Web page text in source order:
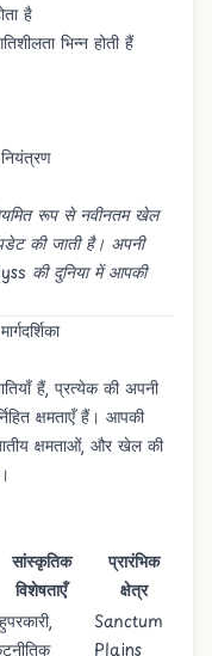
है
भिन्न होती हैं
रूप से नवीनतम खेल
की जाती है। अपनी
की दुनिया में आपकी
हैं, प्रत्येक की अपनी
क्षमताएँ हैं। आपकी
क्षमताओं, और खेल की
सांस्कृतिक
विशेषताएँ
प्रारंभिक
क्षेत्र
Sanctum
Plains